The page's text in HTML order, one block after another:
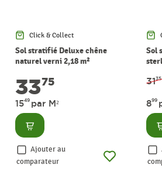
Click & Collect
Sol stratifié Deluxe chêne
naturel verni 2,18 m²
3375
1549 par M²
Consulter
Ajouter au
comparateur
Sol
31
899